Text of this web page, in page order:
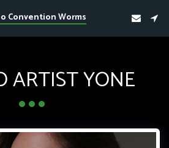
Convention Worms
ARTIST YONE